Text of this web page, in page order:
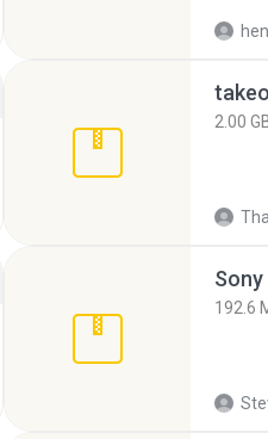
2.00
192.6